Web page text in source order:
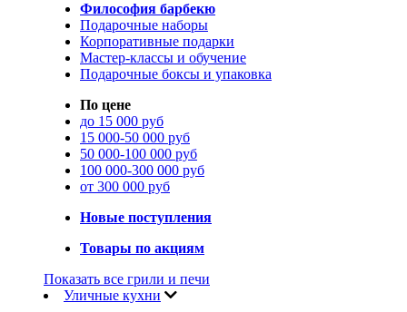
Философия барбекю
Подарочные наборы
Корпоративные подарки
Мастер-классы и обучение
Подарочные боксы и упаковка
По цене
до 15 000 руб
15 000-50 000 руб
50 000-100 000 руб
100 000-300 000 руб
от 300 000 руб
Новые поступления
Товары по акциям
Показать все грили и печи
Уличные кухни